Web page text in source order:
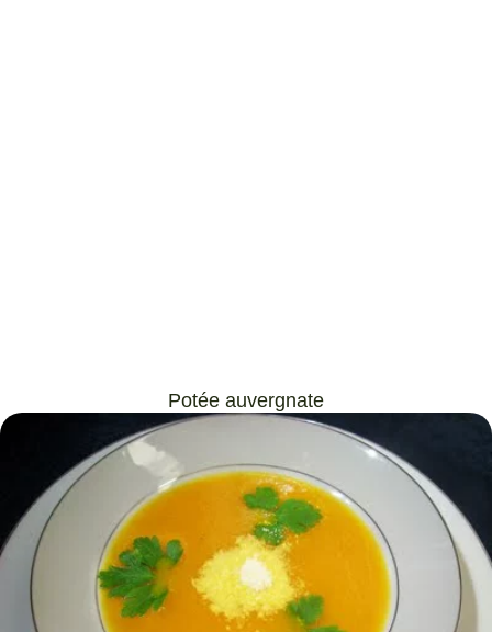
Potée auvergnate